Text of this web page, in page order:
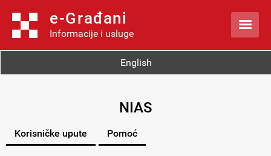
e-Građani
Informacije i usluge 
English
NIAS
Korisničke upute Pomoć